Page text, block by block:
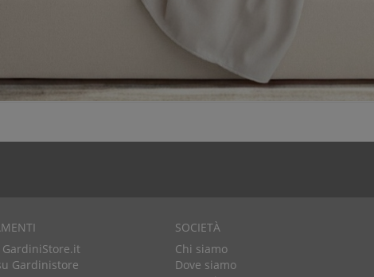
GardiniStore.it
Gardinistore
SOCIETÀ
Chi siamo
Dove siamo